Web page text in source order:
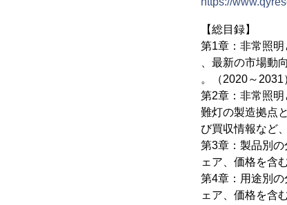
【総目録】
第1章：非常照
、最新の市場動
。（2020～2031
第2章：非常照
難灯の製造拠点
び買収情報など
第3章：製品別
ェア、価格を含
第4章：用途別
ェア、価格を含